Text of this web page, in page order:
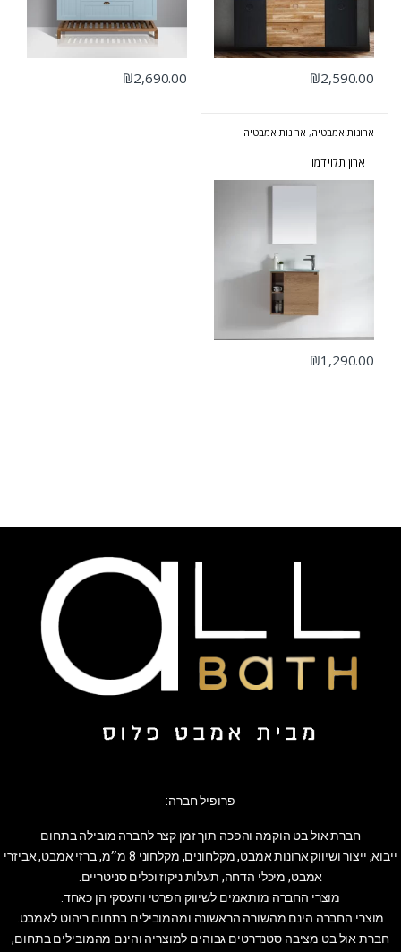
₪2,590.00
₪2,690.00
ארונות אמבטיה, ארונות אמבטיה
ארונות אמבטיה קטנים
ארון תלוי דמו
₪1,290.00
פרופיל חברה:
חברת אול בט הוקמה והפכה תוך זמן קצר לחברה מובילה בתחום
ייבוא, ייצור ושיווק ארונות אמבט, מקלחונים, מקלחוני 8 מ״מ, ברזי אמבט, אביזרי
אמבט, מיכלי הדחה, תעלות ניקוז וכלים סניטריים.
מוצרי החברה מותאמים לשיווק הפרטי והעסקי הן כאחד.
מוצרי החברה הינם מהשורה הראשונה ומהמובילים בתחום ריהוט לאמבט.
חברת אול בט מציבה סטנדרטים גבוהים למוצריה והינם מהמובילים בתחום,